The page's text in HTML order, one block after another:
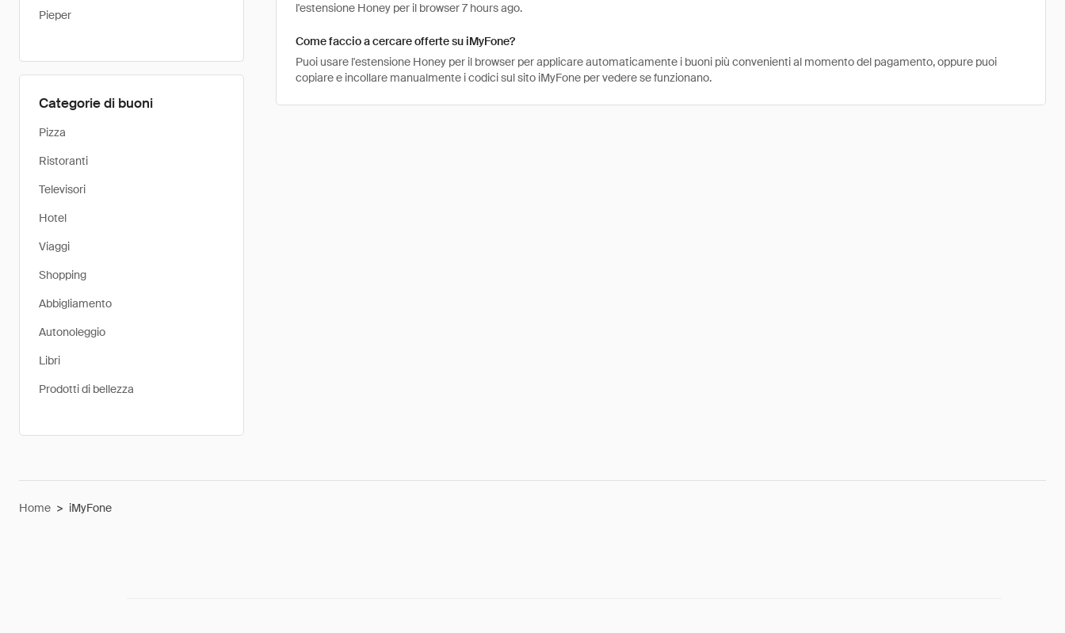
Pieper
Categorie di buoni
Pizza
Ristoranti
Televisori
Hotel
Viaggi
Shopping
Abbigliamento
Autonoleggio
Libri
Prodotti di bellezza
l'estensione Honey per il browser 7 hours ago.
Come faccio a cercare offerte su iMyFone?
Puoi usare l'estensione Honey per il browser per applicare automaticamente i buoni più convenienti al momento del pagamento, oppure puoi
copiare e incollare manualmente i codici sul sito iMyFone per vedere se funzionano.
Home > iMyFone